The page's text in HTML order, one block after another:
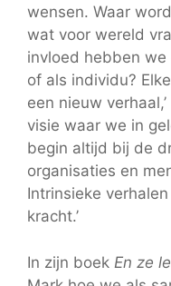
wensen. Waar
wat voor wereld
invloed hebben
of als individu?
een nieuw
visie waar we in
begin altijd bij de
organisaties en
Intrinsieke
kracht.’
In zijn boek En ze